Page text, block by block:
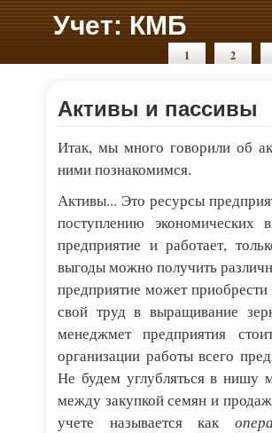
Учет: КМБ
1 2
Активы и пассивы
Итак, мы много говорили об
ними познакомимся.
Активы... Это ресурсы
поступлению
предприятие и работает,
выгоды можно получить
предприятие может
свой труд в выращивание
менеджмет предприятия
организации работы всего
Не будем углубляться в нишу
между закупкой семян и
учете называется как